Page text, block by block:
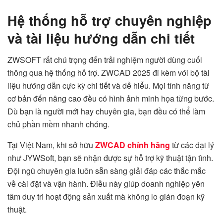
Hệ thống hỗ trợ chuyên nghiệp
và tài liệu hướng dẫn chi tiết
ZWSOFT rất chú trọng đến trải nghiệm người dùng cuối
thông qua hệ thống hỗ trợ. ZWCAD 2025 đi kèm với bộ tài
liệu hướng dẫn cực kỳ chi tiết và dễ hiểu. Mọi tính năng từ
cơ bản đến nâng cao đều có hình ảnh minh họa từng bước.
Dù bạn là người mới hay chuyên gia, bạn đều có thể làm
chủ phần mềm nhanh chóng.
Tại Việt Nam, khi sở hữu ZWCAD chính hãng từ các đại lý
như JYWSoft, bạn sẽ nhận được sự hỗ trợ kỹ thuật tận tình.
Đội ngũ chuyên gia luôn sẵn sàng giải đáp các thắc mắc
về cài đặt và vận hành. Điều này giúp doanh nghiệp yên
tâm duy trì hoạt động sản xuất mà không lo gián đoạn kỹ
thuật.